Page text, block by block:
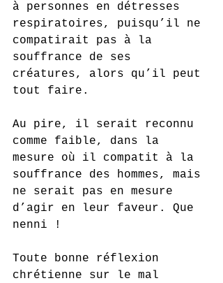
à personnes en détresses
respiratoires, puisqu’il ne
compatirait pas à la
souffrance de ses
créatures, alors qu’il peut
tout faire.
Au pire, il serait reconnu
comme faible, dans la
mesure où il compatit à la
souffrance des hommes, mais
ne serait pas en mesure
d’agir en leur faveur. Que
nenni !
Toute bonne réflexion
chrétienne sur le mal